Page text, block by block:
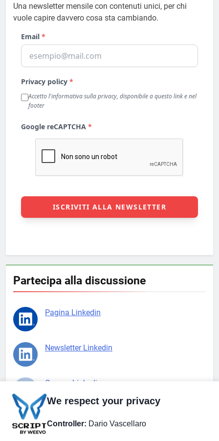
Una newsletter mensile con contenuti unici, per chi
vuole capire davvero cosa sta cambiando.
Partecipa alla discussione
Pagina Linkedin
Newsletter Linkedin
Gruppo Linkedin
Pagina Facebook
We respect your privacy
Controller: Dario Vascellaro